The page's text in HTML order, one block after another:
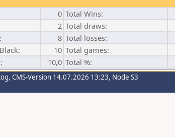
0 Total Wins:
2 Total draws:
8 Total losses:
10 Total games:
10,0 Total %:
, CMS-Version 14.07.2026 13:23, Node S3